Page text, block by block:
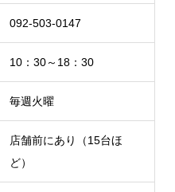
092-503-0147
10：30～18：30
毎週火曜
店舗前にあり（15台ほ
ど）